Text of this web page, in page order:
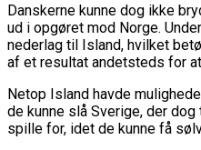
Danskerne kunne dog ikke
ud i opgøret mod Norge.
nederlag til Island, hvilket
af et resultat andetsteds for
Netop Island havde
de kunne slå Sverige, der
spille for, idet de kunne få